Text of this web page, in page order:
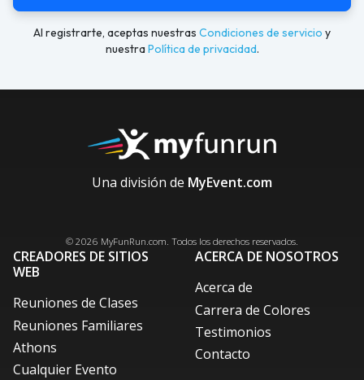
Al registrarte, aceptas nuestras Condiciones de servicio y
nuestraPolítica de privacidad.
Una división de MyEvent.com
© 2026 MyFunRun.com. Todos los derechos reservados.
CREADORES DE SITIOS
WEB
Reuniones de Clases
Reuniones Familiares
Athons
Cualquier Evento
ACERCA DE NOSOTROS
Acerca de
Carrera de Colores
Testimonios
Contacto